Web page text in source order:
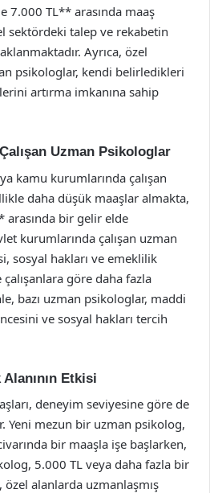
7.000 TL** arasında maaş
sektördeki talep ve rekabetin
Ayrıca, özel
psikologlar, kendi belirledikleri
artırma imkanına sahip
Uzman Psikologlar
kamu kurumlarında çalışan
daha düşük maaşlar almakta,
bir gelir elde
kurumlarında çalışan uzman
sosyal hakları ve emeklilik
göre daha fazla
bazı uzman psikologlar, maddi
ve sosyal hakları tercih
Etkisi
deneyim seviyesine göre de
Yeni mezun bir uzman psikolog,
bir maaşla işe başlarken,
5.000 TL veya daha fazla bir
alanlarda uzmanlaşmış